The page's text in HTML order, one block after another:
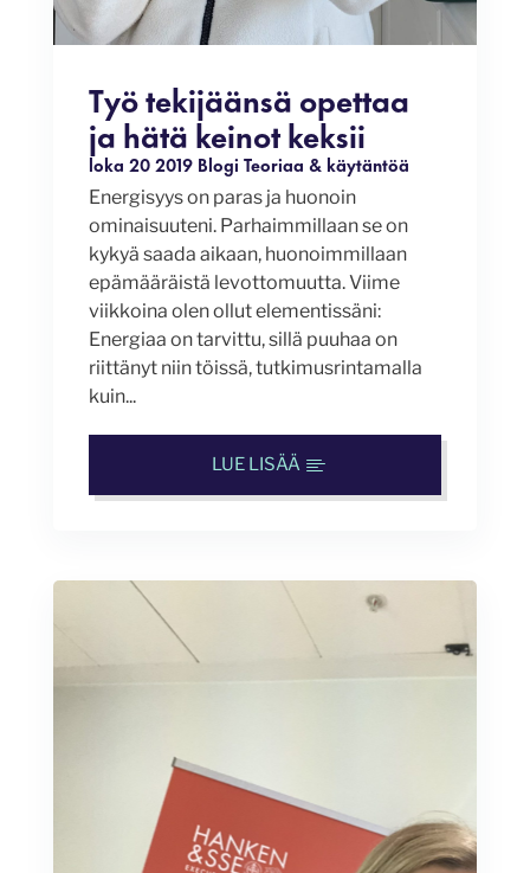
Työ tekijäänsä opettaa
ja hätä keinot keksii
loka 20 2019 Blogi Teoriaa & käytäntöä
Energisyys on paras ja huonoin
ominaisuuteni. Parhaimmillaan se on
kykyä saada aikaan, huonoimmillaan
epämääräistä levottomuutta. Viime
viikkoina olen ollut elementissäni:
Energiaa on tarvittu, sillä puuhaa on
riittänyt niin töissä, tutkimusrintamalla
kuin...
LUE LISÄÄ